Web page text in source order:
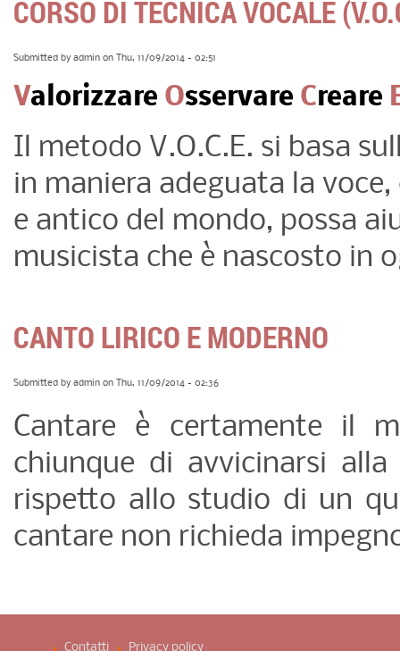
CORSO DI TECNICA VOCALE
Submitted by admin on Thu, 11/09/2014 - 02:51
Valorizzare Osservare Creare
Il metodo V.O.C.E. si basa
in maniera adeguata la
e antico del mondo, possa
musicista che è nascosto in
CANTO LIRICO E MODERNO
Submitted by admin on Thu, 11/09/2014 - 02:36
Cantare è certamente il
chiunque di avvicinarsi
rispetto allo studio di un
cantare non richieda
Contatti Privacy policy ­